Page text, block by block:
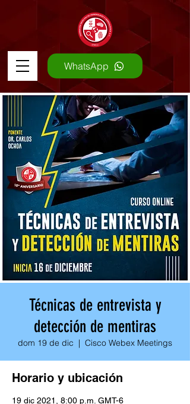
WhatsApp
Técnicas de entrevista y
detección de mentiras
dom 19 de dic
  |
Cisco Webex Meetings
Horario y ubicación
19 dic 2021, 8:00 p.m. GMT-6